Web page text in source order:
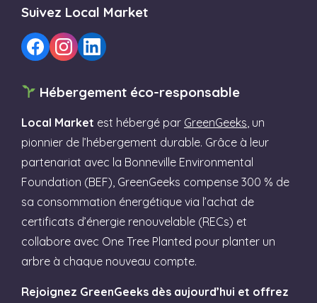
Suivez Local Market
Hébergement éco-responsable
Local Market est hébergé par GreenGeeks , un
pionnier de l’hébergement durable. Grâce à leur
partenariat avec la Bonneville Environmental
Foundation (BEF), GreenGeeks compense 300 % de
sa consommation énergétique via l’achat de
certificats d’énergie renouvelable (RECs) et
collabore avec One Tree Planted pour planter un
arbre à chaque nouveau compte.
Rejoignez GreenGeeks dès aujourd’hui et offrez